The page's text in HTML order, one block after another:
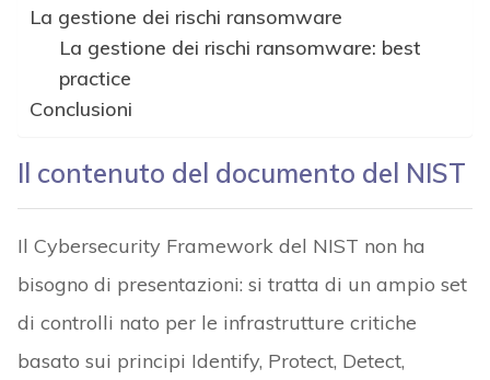
La gestione dei rischi ransomware
La gestione dei rischi ransomware: best
practice
Conclusioni
Il contenuto del documento del NIST
Il Cybersecurity Framework del NIST non ha
bisogno di presentazioni: si tratta di un ampio set
di controlli nato per le infrastrutture critiche
basato sui principi Identify, Protect, Detect,